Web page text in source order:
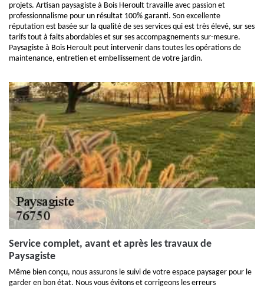
projets. Artisan paysagiste à Bois Heroult travaille avec passion et
professionnalisme pour un résultat 100% garanti. Son excellente
réputation est basée sur la qualité de ses services qui est très élevé, sur ses
tarifs tout à faits abordables et sur ses accompagnements sur-mesure.
Paysagiste à Bois Heroult peut intervenir dans toutes les opérations de
maintenance, entretien et embellissement de votre jardin.
Service complet, avant et après les travaux de
Paysagiste
Même bien conçu, nous assurons le suivi de votre espace paysager pour le
garder en bon état. Nous vous évitons et corrigeons les erreurs